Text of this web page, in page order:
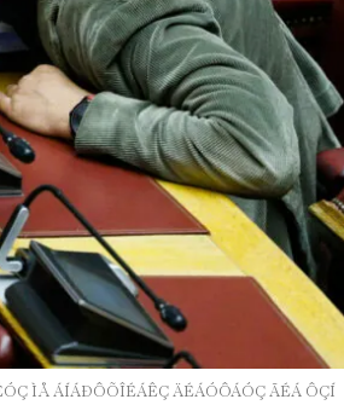
ÌÅ ÁÍÁÐÔÕÎÉÁÊÇ ÄÉÁÓÔÁÓÇ ÃÉÁ ÔÇÍ